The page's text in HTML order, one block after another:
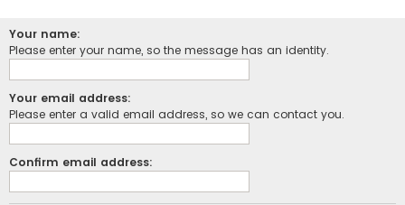
Your name:
Please enter your name, so the message has an identity.
Your email address:
Please enter a valid email address, so we can contact you.
Confirm email address: